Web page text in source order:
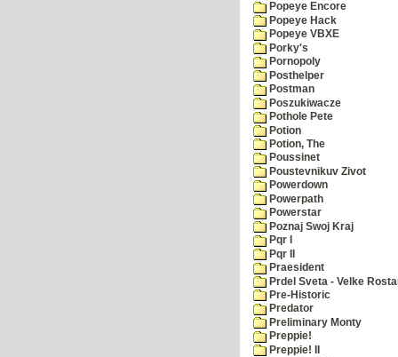
Popeye Encore
Popeye Hack
Popeye VBXE
Porky's
Pornopoly
Posthelper
Postman
Poszukiwacze
Pothole Pete
Potion
Potion, The
Poussinet
Poustevnikuv Zivot
Powerdown
Powerpath
Powerstar
Poznaj Swoj Kraj
Pqr I
Pqr II
Praesident
Prdel Sveta - Velke
Pre-Historic
Predator
Preliminary Monty
Preppie!
Preppie! II